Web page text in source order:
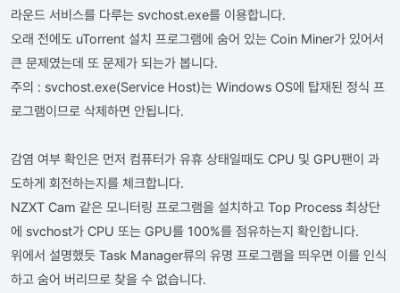
라운드 서비스를 다루는 svchost.exe를 이용합니다.
오래 전에도 uTorrent 설치 프로그램에 숨어 있는 Coin Miner가 있어서
큰 문제였는데 또 문제가 되는가 봅니다.
주의 : svchost.exe(Service Host)는 Windows OS에 탑재된 정식 프
로그램이므로 삭제하면 안됩니다.
감염 여부 확인은 먼저 컴퓨터가 유휴 상태일때도 CPU 및 GPU팬이 과
도하게 회전하는지를 체크합니다.
NZXT Cam 같은 모니터링 프로그램을 설치하고 Top Process 최상단
에 svchost가 CPU 또는 GPU를 100%를 점유하는지 확인합니다.
위에서 설명했듯 Task Manager류의 유명 프로그램을 띄우면 이를 인식
하고 숨어 버리므로 찾을 수 없습니다.